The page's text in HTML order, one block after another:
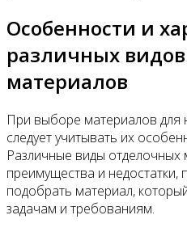
Особенности и
различных
материалов
При выборе материалов для
следует учитывать их
Различные виды
преимущества и
подобрать материал,
задачам и требованиям.